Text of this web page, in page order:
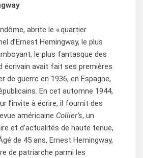
abrite le « quartier
d’Ernest Hemingway, le plus
le plus fantasque des
écrivain avait fait ses premières
de guerre en 1936, en Espagne,
En cet automne 1944,
l’invite à écrire, il fournit des
américaine Collier’s, un
et d’actualités de haute tenue,
de 45 ans, Ernest Hemingway,
de patriarche parmi les